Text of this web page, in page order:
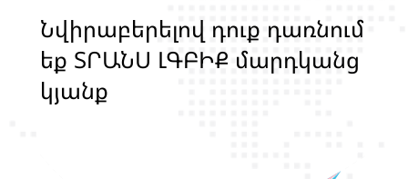
Նվիրաբերելով դոք դառնոմ
եք ՏՐԱՆՍ ԼԳԲԻՔ մարդկանց
կյանք